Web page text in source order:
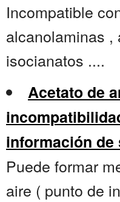
Incompatible
alcanolaminas ,
isocianatos ....
Acetato de
información de
Puede formar
aire ( punto de